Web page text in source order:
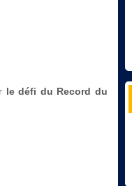
le défi du Record du